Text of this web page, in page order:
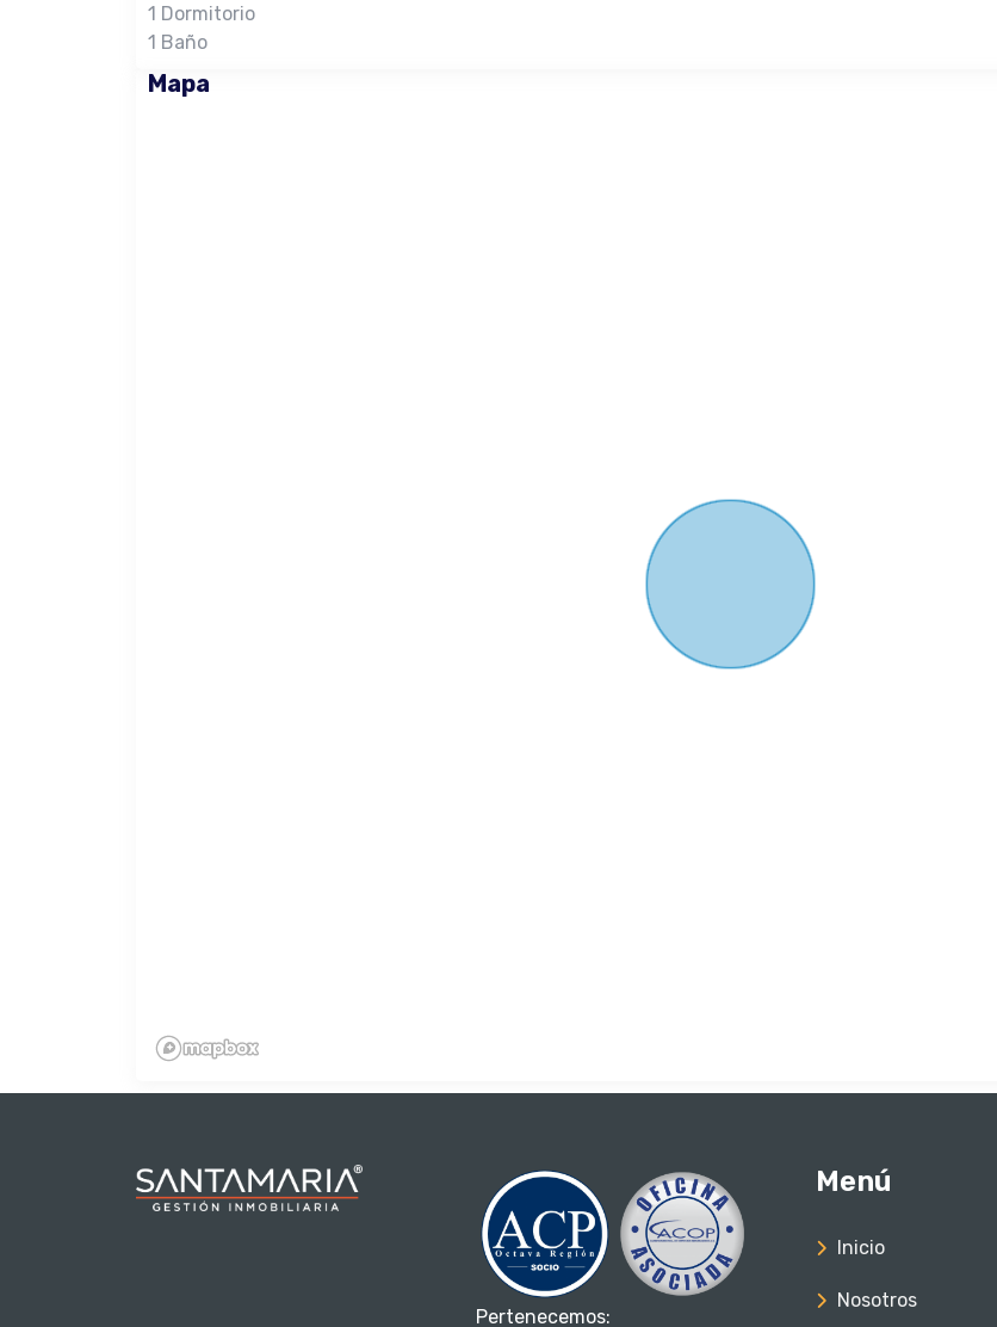
1 Dormitorio
1 Baño
Mapa
Pertenecemos:
Menú
Inicio
Nosotros